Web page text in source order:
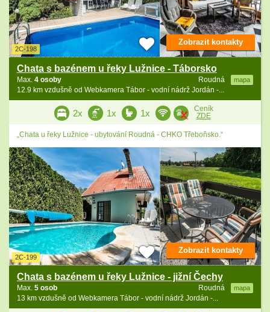
2C-198
Chata s bazénem u řeky Lužnice - Táborsko
Roudná mapa
Max. 4 osoby
12.9 km vzdušně od Webkamera Tábor - vodní nádrž Jordán -...
Zobrazit kontakty
2x 1x 1x
Ceník
ZDE
„Chata u řeky Lužnice - ubytování Roudná - CHKO Třeboňsko.“
2C-199
Chata s bazénem u řeky Lužnice - jižní Čechy
Roudná mapa
Max. 5 osob
13 km vzdušně od Webkamera Tábor - vodní nádrž Jordán -...
Zobrazit kontakty